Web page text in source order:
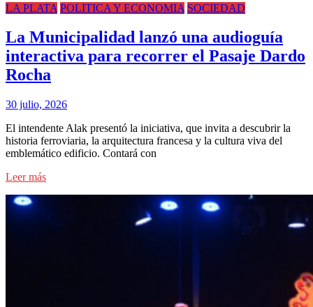
LA PLATA POLITICA Y ECONOMIA SOCIEDAD
La Municipalidad lanzó una audioguía
interactiva para recorrer el Pasaje Dardo
Rocha
30 julio, 2026
El intendente Alak presentó la iniciativa, que invita a descubrir la
historia ferroviaria, la arquitectura francesa y la cultura viva del
emblemático edificio. Contará con
Leer más